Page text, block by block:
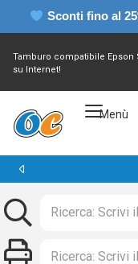
Sconti fino al
Tamburo compatibile Epson
su Internet!
Menù